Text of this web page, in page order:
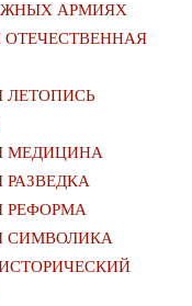
АРМИЯХ
ОТЕЧЕСТВЕННАЯ
ЛЕТОПИСЬ
МЕДИЦИНА
РЕФОРМА
СИМВОЛИКА